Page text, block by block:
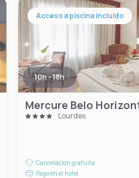
Acceso a piscina incluido
10h - 18h
Mercure Belo
Lourdes
Cancelación gratuita
Pago en el hotel